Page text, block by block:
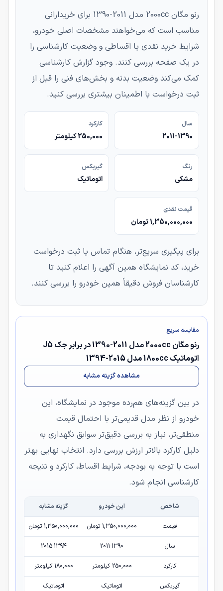
رنو مگان 2000cc مدل 2011-1390 برای خریدارانی
مناسب است که می‌خواهند مشخصات اصلی خودرو،
شرایط خرید نقدی یا اقساطی و وضعیت کارشناسی را
در یک صفحه بررسی کنند. وجود گزارش کارشناسی
کمک می‌کند وضعیت بدنه و بخش‌های فنی را قبل از
ثبت درخواست با اطمینان بیشتری بررسی کنید.
سال
2011-1390
کارکرد
250,000 کیلومتر
رنگ
مشکی
گیربکس
اتوماتیک
قیمت نقدی
1,350,000,000 تومان
برای پیگیری سریع‌تر، هنگام تماس یا ثبت درخواست
خرید، کد نمایشگاه همین آگهی را اعلام کنید تا
کارشناسان فروش دقیقاً همین خودرو را بررسی کنند.
مقایسه سریع
رنو مگان 2000cc مدل 2011-1390 در برابر جک J5
اتوماتیک 1800cc مدل 2015-1394
مشاهده گزینه مشابه
در بین گزینه‌های هم‌رده موجود در نمایشگاه، این
خودرو از نظر مدل قدیمی‌تر با احتمال قیمت
منطقی‌تر، نیاز به بررسی دقیق‌تر سوابق نگهداری به
دلیل کارکرد بالاتر ارزش بررسی دارد. انتخاب نهایی بهتر
است با توجه به بودجه، شرایط اقساط، کارکرد و نتیجه
کارشناسی انجام شود.
شاخص این خودرو گزینه مشابه
قیمت 1,350,000,000 تومان 1,350,000,000 تومان
سال 2011-1390
2015-1394
کارکرد 250,000 کیلومتر 180,000 کیلومتر
گیربکس اتوماتیک اتوماتیک